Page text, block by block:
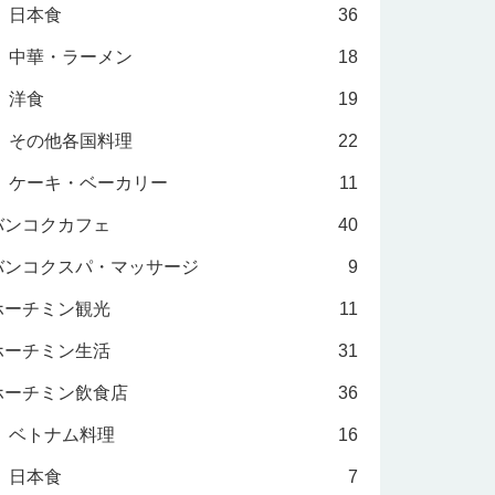
日本食 36
中華・ラーメン 18
洋食 19
その他各国料理 22
ケーキ・ベーカリー 11
ンコクカフェ 40
ンコクスパ・マッサージ 9
ーチミン観光 11
ーチミン生活 31
ーチミン飲食店 36
ベトナム料理 16
日本食 7